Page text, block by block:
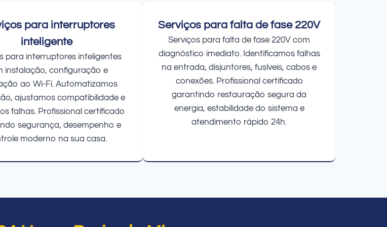
para interruptores
inteligente
para interruptores inteligentes
instalação, configuração e
ao Wi-Fi. Automatizamos
ajustamos compatibilidade e
falhas. Profissional certificado
segurança, desempenho e
moderno na sua casa.
Serviços para falta de fase 220V
Serviços para falta de fase 220V com
diagnóstico imediato. Identificamos falhas
na entrada, disjuntores, fusíveis, cabos e
conexões. Profissional certificado
garantindo restauração segura da
energia, estabilidade do sistema e
atendimento rápido 24h.